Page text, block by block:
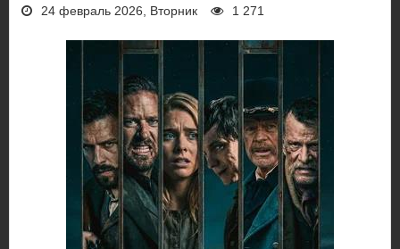
24 февраль 2026, Вторник 1 271